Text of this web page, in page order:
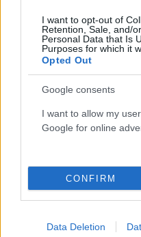
I want to opt-out of
Retention, Sale, and/
Personal Data that Is
Purposes for which it
Opted Out
Google consents
I want to allow my
Google for online
CONFIRM
Data Deletion
ΧΩΡΊΣ ΚΑΤΗΓΟΡΊΑ
Συναγερμός στη